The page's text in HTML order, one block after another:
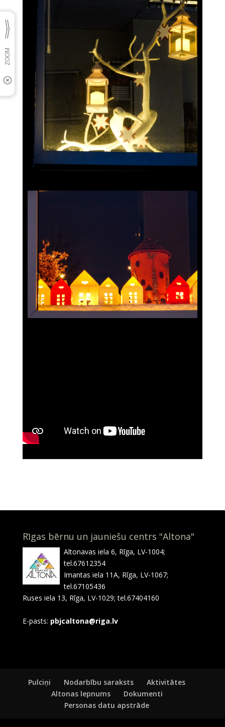
Rīgas bērnu un jauniešu centrs "Altona"
Altonavas iela 6, Rīga, LV-1004;
tel.67612354
Imantas iela 11A, Rīga, LV-1067;
tel.67105436
Ruses iela 13, Rīga, LV-1029; tel.67404160
E-pasts: pbjcaltona@riga.lv
Pulciņi Nodarbību saraksts
Aktivitātes
Altonas lepnums
Dokumenti
Personas datu apstrāde